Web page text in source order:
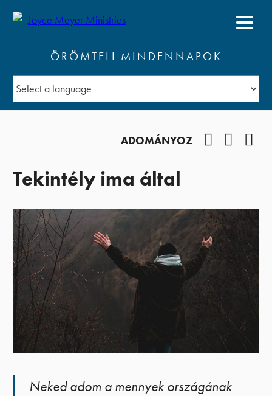
ÖRÖMTELI MINDENNAPOK
ADOMÁNYOZ
Tekintély ima által
Neked adom a mennyek országának